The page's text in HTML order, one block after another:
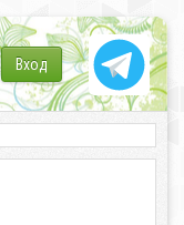
Вход